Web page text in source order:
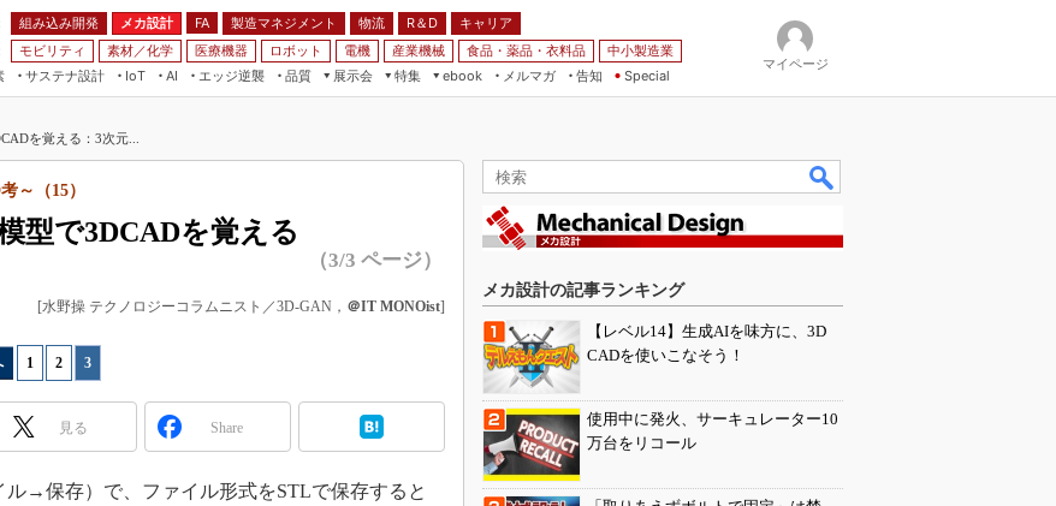
組み込み開発 メカ設計 FA 製造マネジメント 物流 R＆D
キャリア
モビリティ 素材／化学 医療機器 ロボット 電機 産業機械 食品・薬品・衣料品
中小製造業
サステナ設計
IoT
AI
エッジ逆襲 品質
展示会
JIMTOF
IIFES
ジャパンモビリティショー
TECHNO-FRONTIER
人テク展
スマート工場EXPO
EdgeTech+
日本ものづくりワールド
特集
フィールドサービス
Windows Embedded
車載ソフト開発
ebook
モビリティ
メルマガ
告知 Special
マイページ
を覚える：3次元...
型で3DCADを覚える
～（15）
（3/3 ページ）
[水野操 テクノロジーコラムニスト／3D-GAN， ＠IT MONOist]
1 2 3
見る Share
→保存）で、ファイル形式をSTLで保存すると
メカ設計の記事ランキング
【レベル14】生成AIを味方に、3D
CADを使いこなそう！
使用中に発火、サーキュレーター10
万台をリコール